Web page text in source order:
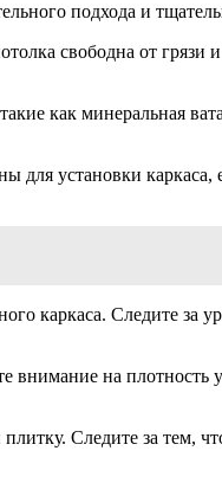
подхода и
свободна от
как минеральная
для установки
каркаса. Следите за
на плотность
Следите за